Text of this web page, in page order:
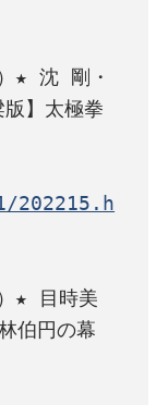
★ 沈 剛・
】太極拳
202215.h
★ 目時美
伯円の幕